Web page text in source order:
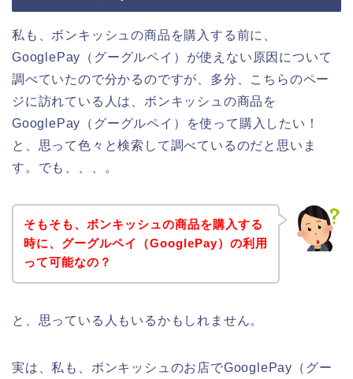
私も、ボンキッシュの商品を購入する前に、
GooglePay（グーグルペイ）が使えない原因について
調べていたので分かるのですが、多分、こちらのペー
ジに訪れている人は、ボンキッシュの商品を
GooglePay（グーグルペイ）を使って購入したい！
と、思って色々と検索して調べているのだと思いま
す。でも、、、。
そもそも、ボンキッシュの商品を購入する
時に、グーグルペイ（GooglePay）の利用
って可能なの？
と、思っている人もいるかもしれません。
実は、私も、ボンキッシュのお店でGooglePay（グー